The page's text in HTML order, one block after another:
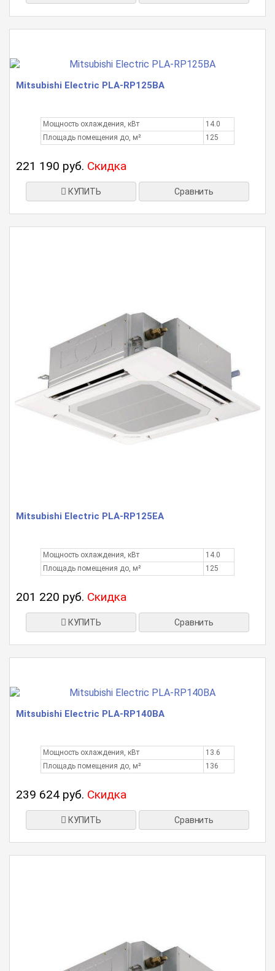
Mitsubishi Electric PLA-RP125BA
Мощность охлаждения, кВт
14.0
Площадь помещения до, м²
125
221 190 руб. Скидка
КУПИТЬ Сравнить
Mitsubishi Electric PLA-RP125EA
Мощность охлаждения, кВт
14.0
Площадь помещения до, м²
125
201 220 руб. Скидка
КУПИТЬ Сравнить
Mitsubishi Electric PLA-RP140BA
Мощность охлаждения, кВт
13.6
Площадь помещения до, м²
136
239 624 руб. Скидка
КУПИТЬ Сравнить